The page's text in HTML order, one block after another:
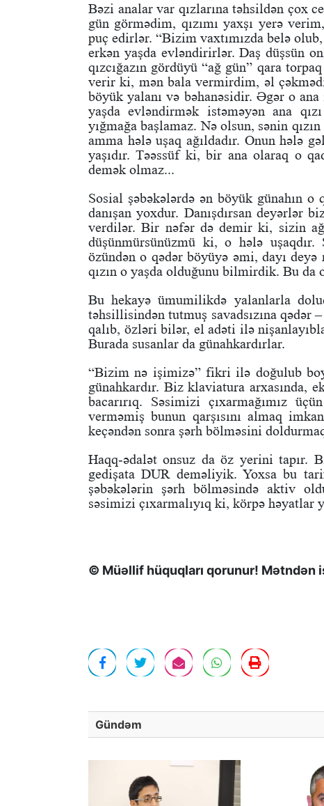
Bəzi analar var qızlarına təhsildən çox
gün görmədim, qızımı yaxşı yerə
puç edirlər. “Bizim vaxtımızda belə
erkən yaşda evləndirirlər. Daş düşsün
qızcığazın gördüyü “ağ gün” qara
verir ki, mən bala vermirdim, əl
böyük yalanı və bəhanəsidir. Əgər o
yaşda evləndirmək istəməyən ana
yığmağa başlamaz. Nə olsun, sənin
amma hələ uşaq ağıldadır. Onun hələ
yaşıdır. Təəssüf ki, bir ana olaraq o
demək olmaz...
Sosial şəbəkələrdə ən böyük günahın o
danışan yoxdur. Danışdırsan deyərlər
verdilər. Bir nəfər də demir ki, sizin
düşünmürsünüzmü ki, o hələ
özündən o qədər böyüyə əmi, dayı
qızın o yaşda olduğunu bilmirdik. Bu da
Bu hekayə ümumilikdə yalanlarla
təhsillisindən tutmuş savadsızına
qalıb, özləri bilər, el adəti ilə
Burada susanlar da günahkardırlar.
“Bizim nə işimizə” fikri ilə doğulub
günahkardır. Biz klaviatura arxasında,
bacarırıq. Səsimizi çıxarmağımız
verməmiş bunun qarşısını almaq
keçəndən sonra şərh bölməsini
Haqq-ədalət onsuz da öz yerini
gedişata DUR deməliyik. Yoxsa bu
şəbəkələrin şərh bölməsində aktiv
səsimizi çıxarmalıyıq ki, körpə həyatlar
© Müəllif hüquqları qorunur!
Gündəm